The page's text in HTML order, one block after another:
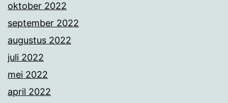
oktober 2022
september 2022
augustus 2022
juli 2022
mei 2022
april 2022